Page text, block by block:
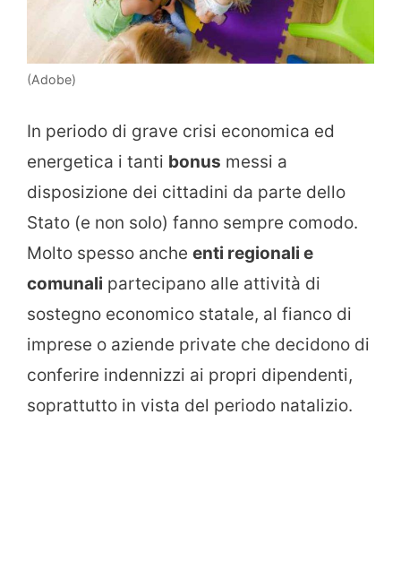
(Adobe)
In periodo di grave crisi economica ed
energetica i tanti bonus messi a
disposizione dei cittadini da parte dello
Stato (e non solo) fanno sempre comodo.
Molto spesso anche enti regionali e
comunali partecipano alle attività di
sostegno economico statale, al fianco di
imprese o aziende private che decidono di
conferire indennizzi ai propri dipendenti,
soprattutto in vista del periodo natalizio.